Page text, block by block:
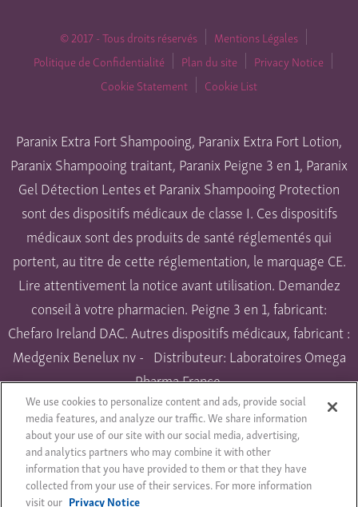
© 2017 - Tous droits réservés
Mentions Légales
Politique de Confidentialité
Plan du site
Privacy Notice
Cookie Statement
Cookie List
Paranix Extra Fort Shampooing, Paranix Extra Fort Lotion,
Paranix Shampooing traitant, Paranix Peigne 3 en 1, Paranix
Gel Détection Lentes et Paranix Shampooing Protection
sont des dispositifs médicaux de classe I. Ces dispositifs
médicaux sont des produits de santé réglementés qui
portent, au titre de cette réglementation, le marquage CE.
Lire attentivement la notice avant utilisation. Demandez
conseil à votre pharmacien. Peigne 3 en 1, fabricant:
Chefaro Ireland DAC. Autres dispositifs médicaux, fabricant :
Medgenix Benelux nv - Distributeur: Laboratoires Omega
Pharma France.
Paranix Extra Fort Spécial Environnement et Paranix Spray
Répulsif sont des biocides. Utiliser les biocides avec
précaution. Lire l’étiquette et les informations concernant
les produits avant toute utilisation. RCS Nanterre 542
044 656. Edition février 2018.
We use cookies to personalize content and ads, provide social
media features, and analyze our traffic. We share information
about your use of our site with our social media, advertising,
and analytics partners who may combine it with other
information that you have provided to them or that they have
collected from your use of their services. For more information
visit our Privacy Notice